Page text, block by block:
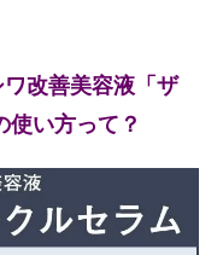
改善美容液「ザ
使い方って？